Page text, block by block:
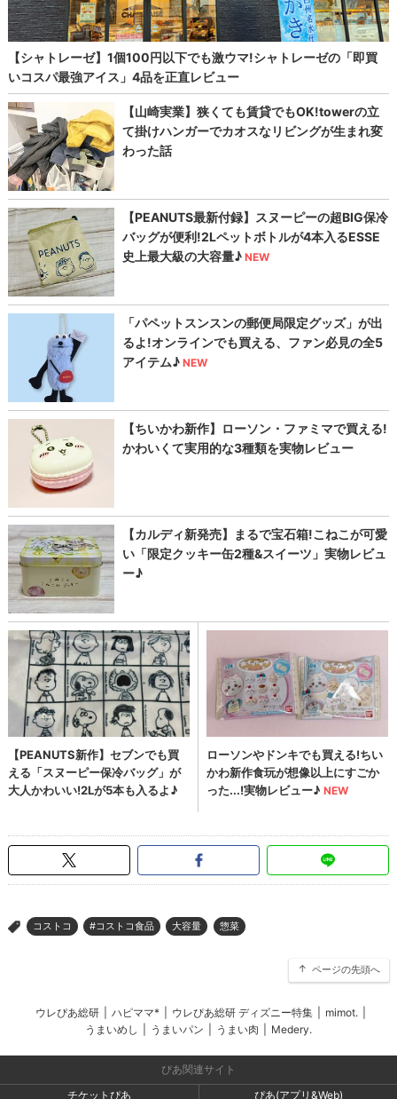
> コストコ #コストコ食品 大容量 惣菜
ページの先頭へ
ウレぴあ総研 ハピママ* ウレぴあ総研 ディズニー特集 mimot.
うまいめし
うまいパン うまい肉 Medery.
ぴあ関連サイト
チケットぴあ
ぴあ(アプリ&Web)